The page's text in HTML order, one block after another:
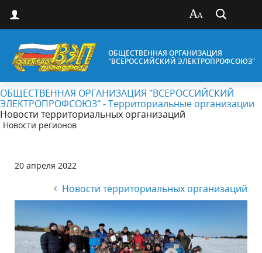
ОБЩЕСТВЕННАЯ ОРГАНИЗАЦИЯ
"ВСЕРОССИЙСКИЙ ЭЛЕКТРОПРОФСОЮЗ"
ОБЩЕСТВЕННАЯ ОРГАНИЗАЦИЯ "ВСЕРОССИЙСКИЙ
ЭЛЕКТРОПРОФСОЮЗ" - Территориальные организации
Новости территориальных организаций
Новости регионов
20 апреля 2022
Новости территориальных организаций